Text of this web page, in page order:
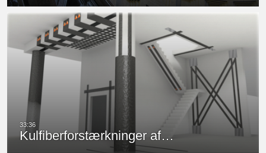
Kulfiberforstærkninger af…